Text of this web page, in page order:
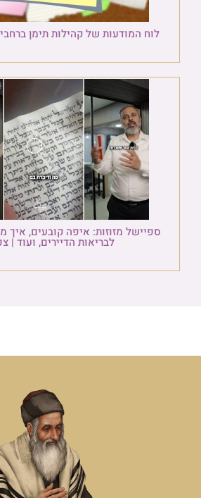
לוח המודעות של קהילות תימן
ספיישל מזוזות: איפה קובעים,
לבריאות הדיירים, ועוד |